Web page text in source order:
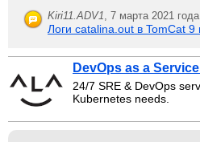
Kiri11.ADV1, 7 марта 2021
Логи catalina.out в TomCat
DevOps as a
24/7 SRE & DevOps
Kubernetes needs.